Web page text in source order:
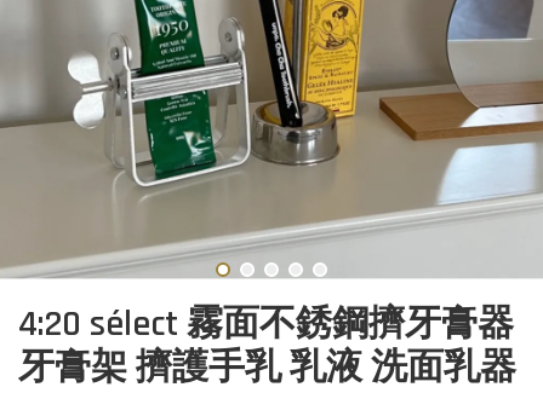
4:20 sélect 霧面不銹鋼擠牙膏器
牙膏架 擠護手乳 乳液 洗面乳器